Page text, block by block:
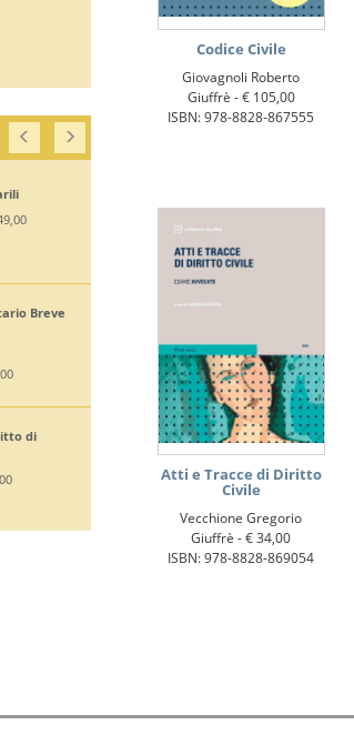
Codice Civile
Giovagnoli Roberto
Giuffrè -€ 105,00
ISBN: 978-8828-867555
Atti e Tracce di Diritto
Civile
Vecchione Gregorio
Giuffrè -€ 34,00
ISBN: 978-8828-869054
Breve
di